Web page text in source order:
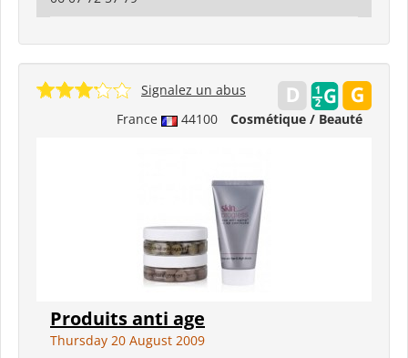
France 44100 Cosmétique / Beauté
Signalez un abus
Produits anti age
Thursday 20 August 2009